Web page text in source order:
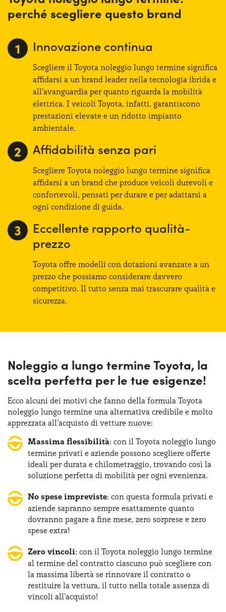
perché scegliere questo brand
Innovazione continua
Scegliere il Toyota noleggio lungo termine significa
affidarsi a un brand leader nella tecnologia ibrida e
all’avanguardia per quanto riguarda la mobilità
elettrica. I veicoli Toyota, infatti, garantiscono
prestazioni elevate e un ridotto impianto
ambientale.
Affidabilità senza pari
Scegliere Toyota noleggio lungo termine significa
affidarsi a un brand che produce veicoli durevoli e
confortevoli, pensati per durare e per adattarsi a
ogni condizione di guida.
Eccellente rapporto qualità-
prezzo
Toyota offre modelli con dotazioni avanzate a un
prezzo che possiamo considerare davvero
competitivo. Il tutto senza mai trascurare qualità e
sicurezza.
Noleggio a lungo termine Toyota, la
scelta perfetta per le tue esigenze!
Ecco alcuni dei motivi che fanno della formula Toyota
noleggio lungo termine una alternativa credibile e molto
apprezzata all’acquisto di vetture nuove:
Massima flessibilità: con il Toyota noleggio lungo
termine privati e aziende possono scegliere offerte
ideali per durata e chilometraggio, trovando così la
soluzione perfetta di mobilità per ogni evenienza.
No spese impreviste: con questa formula privati e
aziende sapranno sempre esattamente quanto
dovranno pagare a fine mese, zero sorprese e zero
spese extra!
Zero vincoli: con il Toyota noleggio lungo termine
al termine del contratto ciascuno può scegliere con
la massima libertà se rinnovare il contratto o
restituire la vettura, il tutto nella totale assenza di
vincoli all’acquisto!